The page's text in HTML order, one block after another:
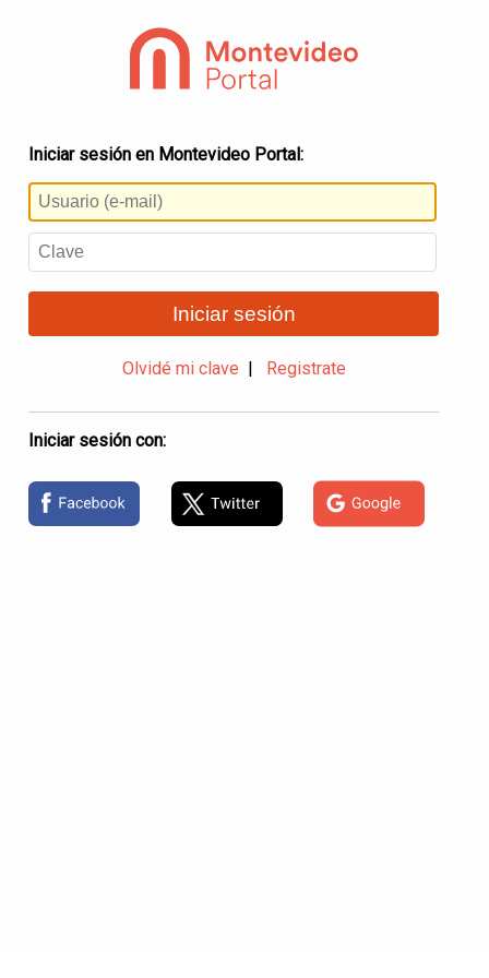
Iniciar sesión en Montevideo Portal:
Iniciar sesión
Olvidé mi clave Registrate
Iniciar sesión con: